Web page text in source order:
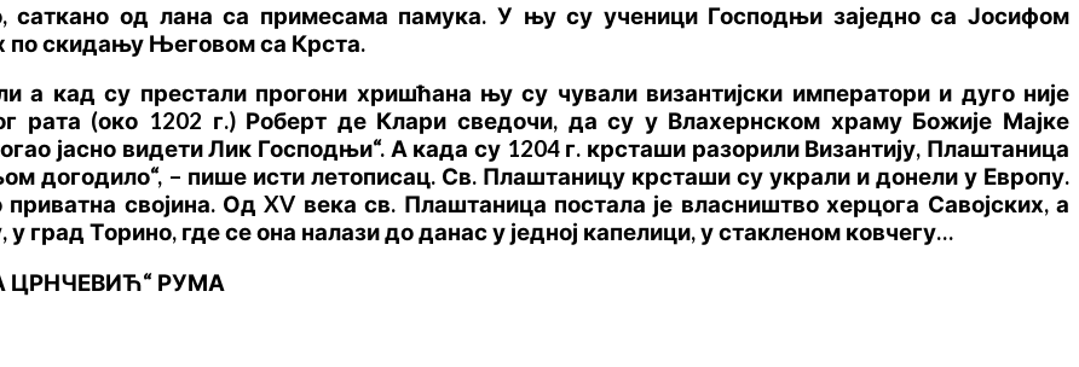
саткано од лана са примесама памука. У њу су ученици Господњи заједно са Јосифом
по скидању Његовом са Крста.
а кад су престали прогони хришћана њу су чували византијски императори и дуго није
рата (око 1202 г.) Роберт де Клари сведочи, да су у Влахернском храму Божије Мајке
јасно видети Лик Господњи“. А када су 1204 г. крсташи разорили Византију, Плаштаница
догодило“, – пише исти летописац. Св. Плаштаницу крсташи су украли и донели у Европу.
својина. Од XV века св. Плаштаница постала је власништво херцога Савојских, а
у град Торино, где се она налази до данас у једној капелици, у стакленом ковчегу…
ЦРНЧЕВИЋ“ РУМА